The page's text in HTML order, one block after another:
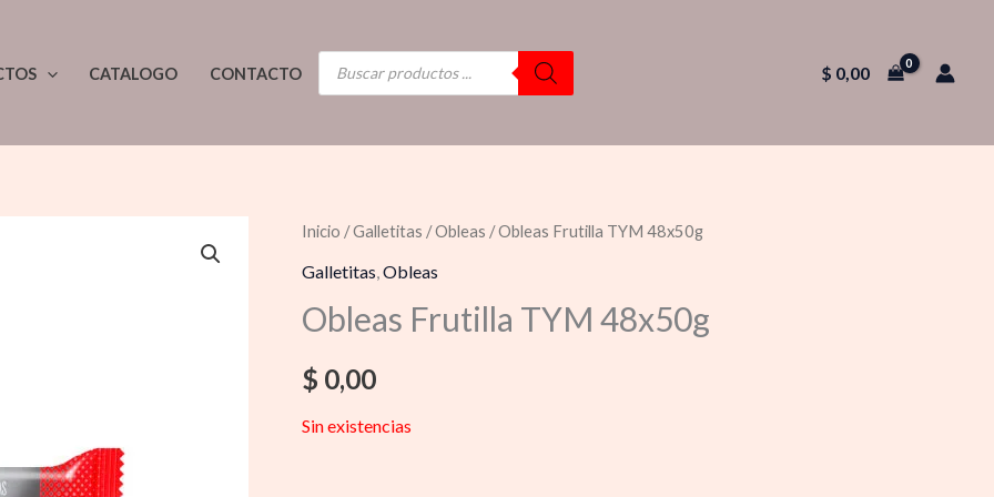
CATALOGO CONTACTO
BÚSQUEDA
DE
PRODUCTOS
$ 0,00
Inicio /Galletitas /Obleas / Obleas Frutilla TYM 48x50g
Galletitas Obleas
Obleas Frutilla TYM 48x50g
$ 0,00
Sin existencias